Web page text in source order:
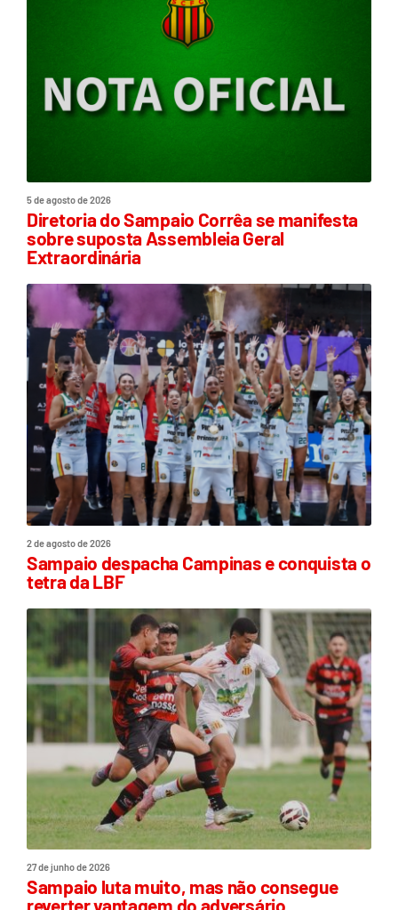
5 de agosto de 2026
Diretoria do Sampaio Corrêa se manifesta
sobre suposta Assembleia Geral
Extraordinária
2 de agosto de 2026
Sampaio despacha Campinas e conquista o
tetra da LBF
27 de junho de 2026
Sampaio luta muito, mas não consegue
reverter vantagem do adversário